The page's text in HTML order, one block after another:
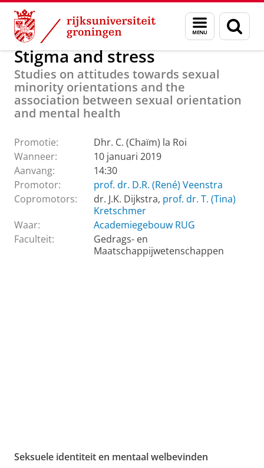
Skip
Content
Skip
Navigation
Menu
en
zoeken
Over ons Actueel Evenementen Promoties
Stigma and stress
Studies on attitudes towards sexual
minority orientations and the
association between sexual orientation
and mental health
Promotie:
Dhr. C. (Chaïm) la Roi
Wanneer:
10 januari 2019
Aanvang:
14:30
Promotor:
prof. dr. D.R. (René) Veenstra
Copromotors:
dr. J.K. Dijkstra, prof. dr. T. (Tina)
Kretschmer
Waar:
Academiegebouw RUG
Faculteit:
Gedrags- en
Maatschappijwetenschappen
Seksuele identiteit en mentaal welbevinden